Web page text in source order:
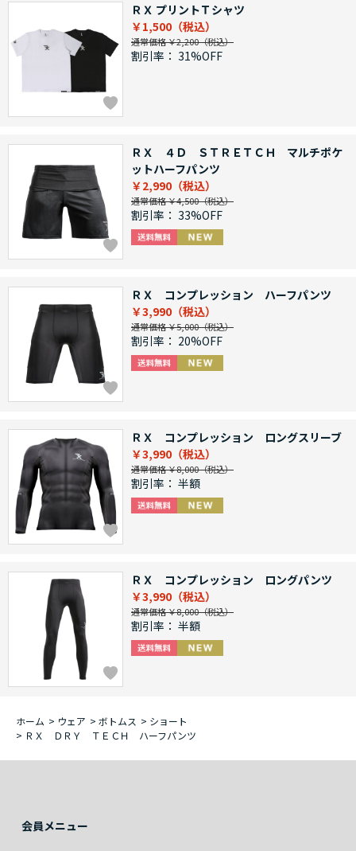
ＲＸ プリントＴシャツ
￥1,500
通常価格 ￥2,200
割引率： 31%OFF
ＲＸ ４Ｄ ＳＴＲＥＴＣＨ マルチポケ
ットハーフパンツ
￥2,990
通常価格 ￥4,500
割引率： 33%OFF
ＲＸ コンプレッション ハーフパンツ
￥3,990
通常価格 ￥5,000
割引率： 20%OFF
ＲＸ コンプレッション ロングスリーブ
￥3,990
通常価格 ￥8,000
割引率： 半額
ＲＸ コンプレッション ロングパンツ
￥3,990
通常価格 ￥8,000
割引率： 半額
ホーム > ウェア > ボトムス > ショート
> ＲＸ ＤＲＹ ＴＥＣＨ ハーフパンツ
会員メニュー